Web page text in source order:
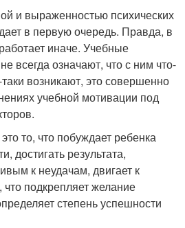
и выраженностью психических
в первую очередь. Правда, в
иначе. Учебные
всегда означают, что с ним что-
возникают, это совершенно
учебной мотивации под
то, что побуждает ребенка
достигать результата,
к неудачам, двигает к
что подкрепляет желание
степень успешности